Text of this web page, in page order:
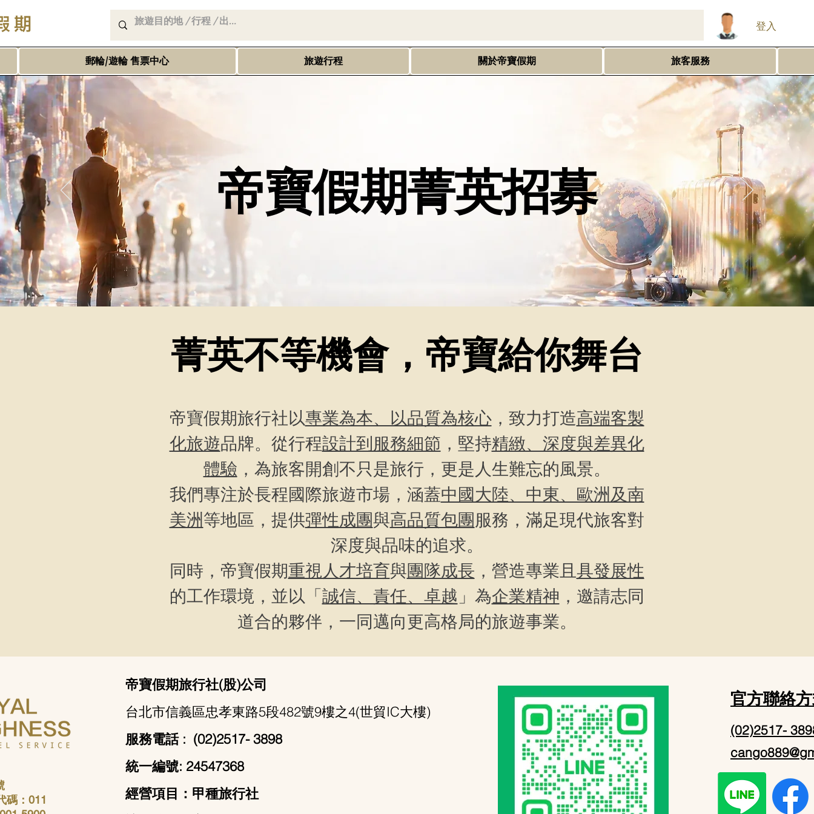
登入
郵輪/遊輪 售票中心 旅遊行程 關於帝寶假期 旅客服務
帝寶假期菁英招募
菁英不等機會，帝寶給你舞台
帝寶假期旅行社以專業為本、以品質為核心，致力打造高端客製
化旅遊品牌。從行程設計到服務細節 ，堅持精緻、深度與差異化
體驗 ，為旅客開創不只是旅行，更是人生難忘的風景。
我們專注於長程國際旅遊市場，涵蓋中國大陸、中東、歐洲及南
美洲等地區，提供彈性成團與高品質包團服務，滿足現代旅客對
深度與品味的追求。
同時，帝寶假期重視人才培育與團隊成長 ，營造專業且具發展性
的工作環境，並以「誠信、責任、卓越 」為企業精神 ，邀請志同
道合的夥伴，一同邁向更高格局的旅遊事業。
碼：011
帝寶假期旅行社(股)公司
台北市信義區忠孝東路5段482號9樓之4(世貿IC大樓)
服務電話 : (02)2517- 3898
統一編號: 24547368
經營項目：甲種旅行社
官方聯絡
(02)2517-